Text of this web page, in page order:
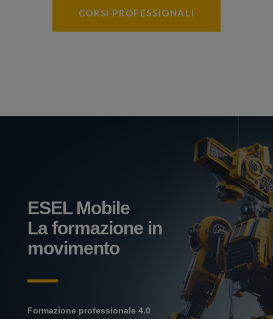
CORSI PROFESSIONALI
ESEL Mobile
La formazione in
movimento
Formazione professionale 4.0